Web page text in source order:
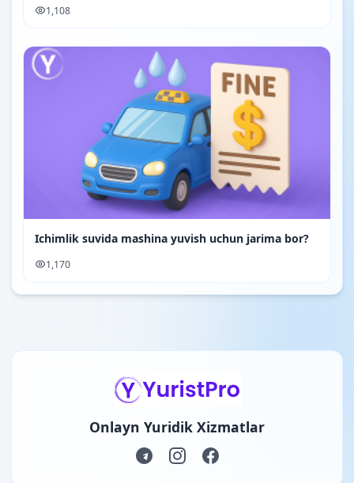
1,108
Ichimlik suvida mashina yuvish uchun jarima bor?
1,170
Onlayn Yuridik Xizmatlar